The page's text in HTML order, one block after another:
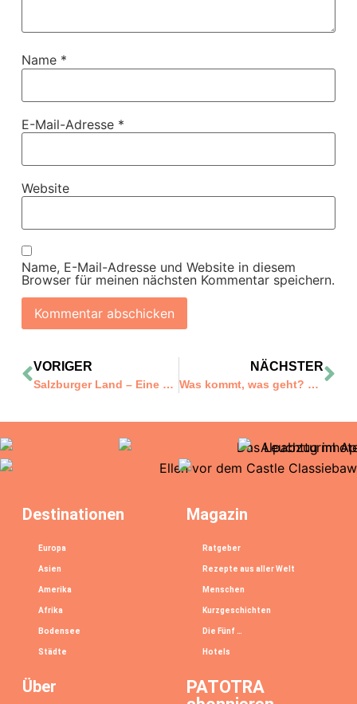
Name *
E-Mail-Adresse *
Website
Name, E-Mail-Adresse und Website in diesem
Browser für meinen nächsten Kommentar speichern.
VORIGER
Salzburger Land – Eine Weihnachtsgeschichte rund um Stille Nacht
NÄCHSTER
Was kommt, was geht? Vergangene Glücksmomente und neue Pläne
Destinationen
Europa
Asien
Amerika
Afrika
Bodensee
Städte
Magazin
Ratgeber
Rezepte aus aller Welt
Menschen
Kurzgeschichten
Die Fünf …
Hotels
Über
PATOTRA